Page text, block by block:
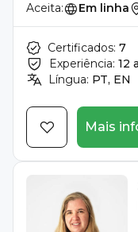
Aceita:
Em linha
Certificados: 7
Experiência: 12
Língua: PT, EN
Mais